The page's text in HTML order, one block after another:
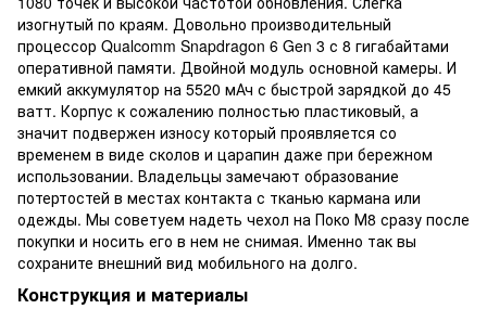
изогнутый по краям. Довольно производительный
процессор Qualcomm Snapdragon 6 Gen 3 с 8 гигабайтами
оперативной памяти. Двойной модуль основной камеры. И
емкий аккумулятор на 5520 мАч с быстрой зарядкой до 45
ватт. Корпус к сожалению полностью пластиковый, а
значит подвержен износу который проявляется со
временем в виде сколов и царапин даже при бережном
использовании. Владельцы замечают образование
потертостей в местах контакта с тканью кармана или
одежды. Мы советуем надеть чехол на Поко М8 сразу после
покупки и носить его в нем не снимая. Именно так вы
сохраните внешний вид мобильного на долго.
Конструкция и материалы